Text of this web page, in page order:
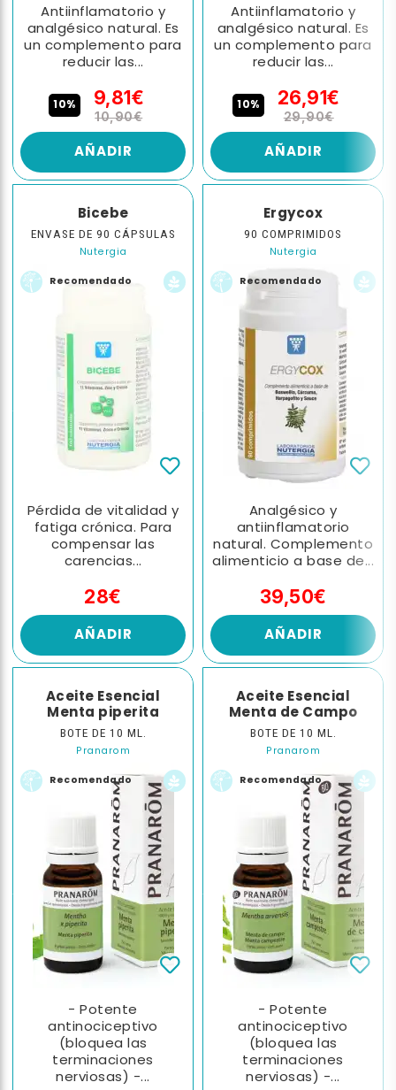
Antiinflamatorio y
analgésico natural. Es
un complemento para
reducir las...
10% 9,81€
10,90€
AÑADIR
Antiinflamatorio y
analgésico natural. Es
un complemento para
reducir las...
10% 26,91€
29,90€
AÑADIR
Bicebe
ENVASE DE 90 CÁPSULAS
Nutergia
Recomendado
Pérdida de vitalidad y
fatiga crónica. Para
compensar las
carencias...
28€
AÑADIR
Ergycox
90 COMPRIMIDOS
Nutergia
Recomendado
Analgésico y
antiinflamatorio
natural. Complemento
alimenticio a base de...
39,50€
AÑADIR
Aceite Esencial
Menta piperita
BOTE DE 10 ML.
Pranarom
Recomendado
- Potente
antinociceptivo
(bloquea las
terminaciones
nerviosas) -...
Aceite Esencial
Menta de Campo
BOTE DE 10 ML.
Pranarom
Recomendado
- Potente
antinociceptivo
(bloquea las
terminaciones
nerviosas) -...